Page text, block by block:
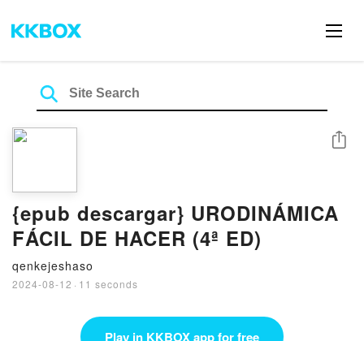
{epub descargar} URODINÁMICA
FÁCIL DE HACER (4ª ED)
qenkejeshaso
2024-08-12 · 11 seconds
Share
Play in KKBOX app for free